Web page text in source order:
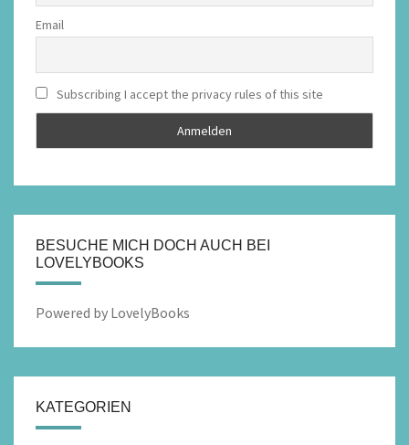
Email
Subscribing I accept the privacy rules of this site
BESUCHE MICH DOCH AUCH BEI
LOVELYBOOKS
Powered by LovelyBooks
KATEGORIEN